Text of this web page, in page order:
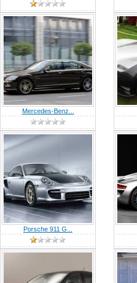
Mercedes-Benz...
Porsche 911 G...